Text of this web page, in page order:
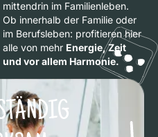
mittendrin im Familienleben.
Ob innerhalb der Familie oder
im Berufsleben: profitieren hier
alle von mehr Energie, Zeit
und vor allem Harmonie.